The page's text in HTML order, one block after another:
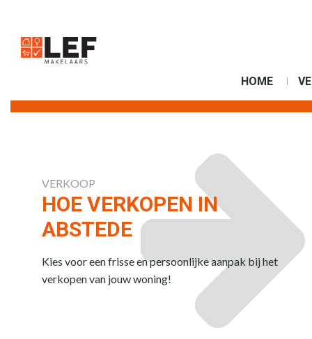
HOME
VERKOOP
HOE VERKOPEN IN
ABSTEDE
Kies voor een frisse en persoonlijke aanpak bij het
verkopen van jouw woning!